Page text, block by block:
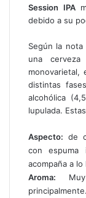
Session IPA
debido a su
Según la
una
monovarietal,
distintas
alcohólica
lupulada.
Aspecto: de
con espuma
acompaña a
Aroma: Muy
principalmente.